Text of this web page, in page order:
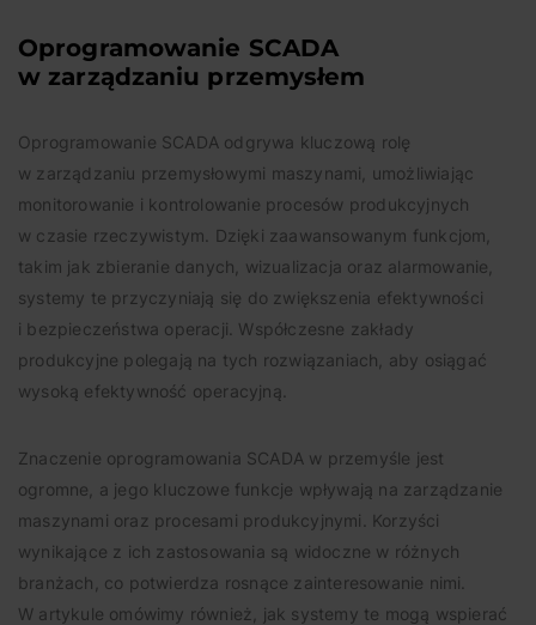
Oprogramowanie SCADA
w zarządzaniu przemysłem
Oprogramowanie SCADA odgrywa kluczową rolę
w zarządzaniu przemysłowymi maszynami, umożliwiając
monitorowanie i kontrolowanie procesów produkcyjnych
w czasie rzeczywistym. Dzięki zaawansowanym funkcjom,
takim jak zbieranie danych, wizualizacja oraz alarmowanie,
systemy te przyczyniają się do zwiększenia efektywności
i bezpieczeństwa operacji. Współczesne zakłady
produkcyjne polegają na tych rozwiązaniach, aby osiągać
wysoką efektywność operacyjną.
Znaczenie oprogramowania SCADA w przemyśle jest
ogromne, a jego kluczowe funkcje wpływają na zarządzanie
maszynami oraz procesami produkcyjnymi. Korzyści
wynikające z ich zastosowania są widoczne w różnych
branżach, co potwierdza rosnące zainteresowanie nimi.
W artykule omówimy również, jak systemy te mogą wspierać